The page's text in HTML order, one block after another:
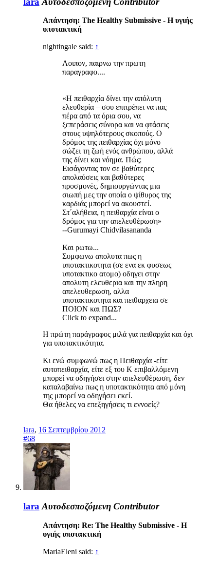
Απάντηση: The Healthy Submissive - Η υγιής
υποτακτική
nightingale said: ↑
Λοιπον, παιρνω την πρωτη
παραγραφο....
«Η πειθαρχία δίνει την απόλυτη
ελευθερία – σου επιτρέπει να πας
πέρα από τα όρια σου, να
ξεπεράσεις σύνορα και να φτάσεις
στους υψηλότερους σκοπούς. Ο
δρόμος της πειθαρχίας όχι μόνο
σώζει τη ζωή ενός ανθρώπου, αλλά
της δίνει και νόημα. Πώς;
Εισάγοντας τον σε βαθύτερες
απολαύσεις και βαθύτερες
προσμονές, δημιουργώντας μια
σιωπή μες την οποία ο ψίθυρος της
καρδιάς μπορεί να ακουστεί.
Στ΄αλήθεια, η πειθαρχία είναι ο
δρόμος για την απελευθέρωση»
--Gurumayi Chidvilasananda
Και ρωτω...
Συμφωνω απολυτα πως η
υποτακτικοτητα (σε ενα εκ φυσεως
υποτακτικο ατομο) οδηγει στην
απολυτη ελευθερια και την πληρη
απελευθερωση, αλλα
υποτακτικοτητα και πειθαρχεια σε
ΠΟΙΟΝ και ΠΩΣ?
Click to expand...
Η πρώτη παράγραφος μιλά για πειθαρχία και όχι
για υποτακτικότητα.
Κι ενώ συμφωνώ πως η Πειθαρχία -είτε
αυτοπειθαρχία, είτε εξ του Κ επιβαλλόμενη
μπορεί να οδηγήσει στην απελευθέρωση, δεν
καταλαβαίνω πως η υποτακτικότητα από μόνη
της μπορεί να οδηγήσει εκεί.
Θα ήθελες να επεξηγήσεις τι εννοείς?
lara, 16 Σεπτεμβρίου 2012
#68
lara Αυτοδεσποζόμενη Contributor
Απάντηση: Re: The Healthy Submissive - Η
υγιής υποτακτική
MariaEleni said: ↑